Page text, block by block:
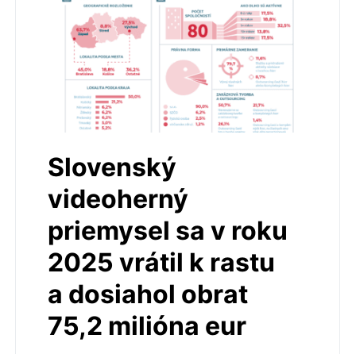
Slovenský
videoherný
priemysel sa v roku
2025 vrátil k rastu
a dosiahol obrat
75,2 milióna eur